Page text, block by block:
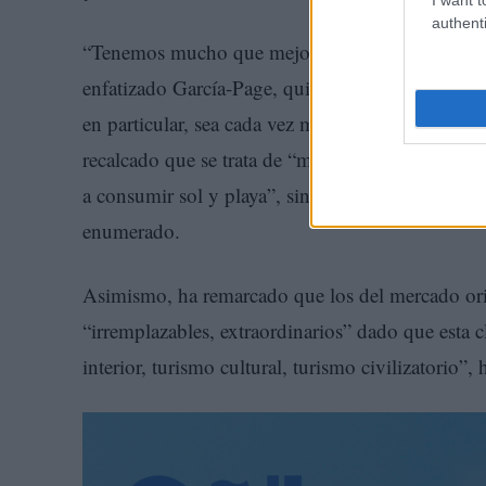
“Tenemos mucho que mejorar en exportación,
enfatizado García-Page, quien ha remarcado
en particular, sea cada vez más un destino
recalcado que se trata de “miles y miles de
a consumir sol y playa”, sino que “vienen a
enumerado.
Asimismo, ha remarcado que los del mercado
“irremplazables, extraordinarios” dado que esta
interior, turismo cultural, turismo civilizatorio”,